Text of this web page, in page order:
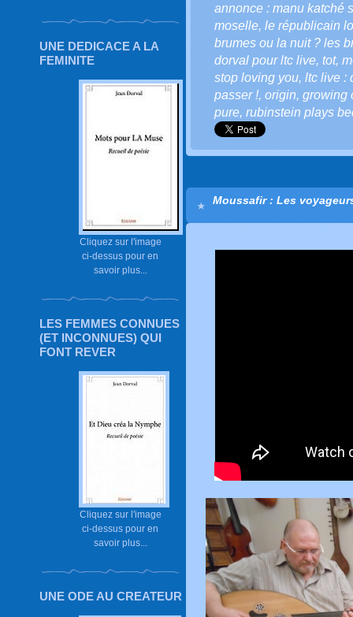
UNE DEDICACE A LA
FEMINITE
Cliquez sur l'image
ci-dessus pour en
savoir plus...
LES FEMMES CONNUES
(ET INCONNUES) QUI
FONT REVER
Cliquez sur l'image
ci-dessus pour en
savoir plus...
UNE ODE AU CREATEUR
annonce : manu katché
moselle, le républicain
brumes ou la nuit ? les
dorval pour ltc live, tot,
stop loving you, ltc live :
passer !, origin, growing
pure, rubinstein plays
Moussafir : Les